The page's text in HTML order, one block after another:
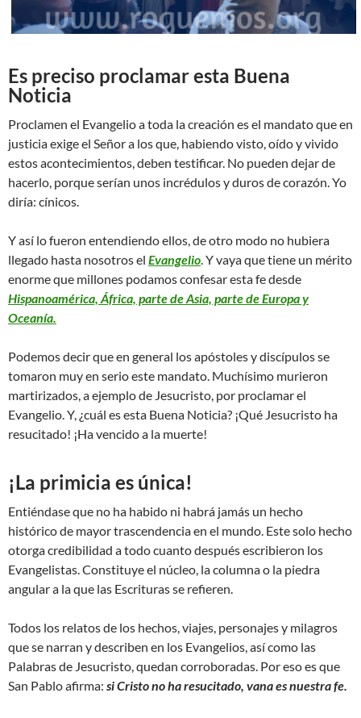
Es preciso proclamar esta Buena
Noticia
Proclamen el Evangelio a toda la creación es el mandato que en
justicia exige el Señor a los que, habiendo visto, oído y vivido
estos acontecimientos, deben testificar. No pueden dejar de
hacerlo, porque serían unos incrédulos y duros de corazón. Yo
diría: cínicos.
Y así lo fueron entendiendo ellos, de otro modo no hubiera
llegado hasta nosotros el Evangelio. Y vaya que tiene un mérito
enorme que millones podamos confesar esta fe desde
Hispanoamérica, África, parte de Asia, parte de Europa y
Oceanía.
Podemos decir que en general los apóstoles y discípulos se
tomaron muy en serio este mandato. Muchísimo murieron
martirizados, a ejemplo de Jesucristo, por proclamar el
Evangelio. Y, ¿cuál es esta Buena Noticia? ¡Qué Jesucristo ha
resucitado! ¡Ha vencido a la muerte!
¡La primicia es única!
Entiéndase que no ha habido ni habrá jamás un hecho
histórico de mayor trascendencia en el mundo. Este solo hecho
otorga credibilidad a todo cuanto después escribieron los
Evangelistas. Constituye el núcleo, la columna o la piedra
angular a la que las Escrituras se refieren.
Todos los relatos de los hechos, viajes, personajes y milagros
que se narran y describen en los Evangelios, así como las
Palabras de Jesucristo, quedan corroboradas. Por eso es que
San Pablo afirma: si Cristo no ha resucitado, vana es nuestra fe.